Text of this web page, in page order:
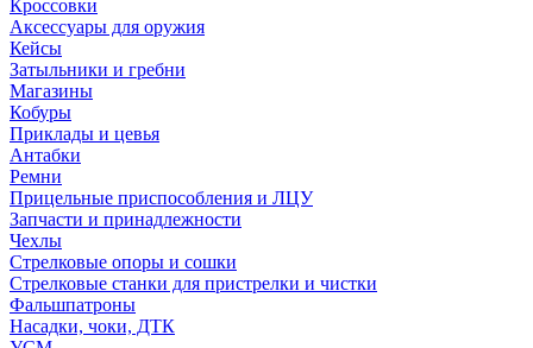
Кроссовки
Аксессуары для оружия
Кейсы
Затыльники и гребни
Магазины
Кобуры
Приклады и цевья
Антабки
Ремни
Прицельные приспособления и ЛЦУ
Запчасти и принадлежности
Чехлы
Стрелковые опоры и сошки
Стрелковые станки для пристрелки и чистки
Фальшпатроны
Насадки, чоки, ДТК